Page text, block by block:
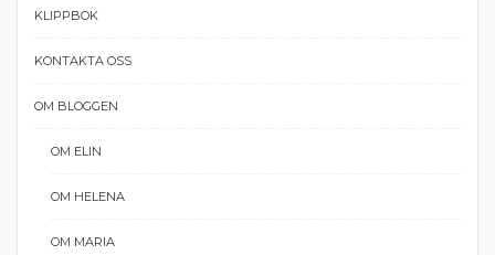
KLIPPBOK
KONTAKTA OSS
OM BLOGGEN
OM ELIN
OM HELENA
OM MARIA